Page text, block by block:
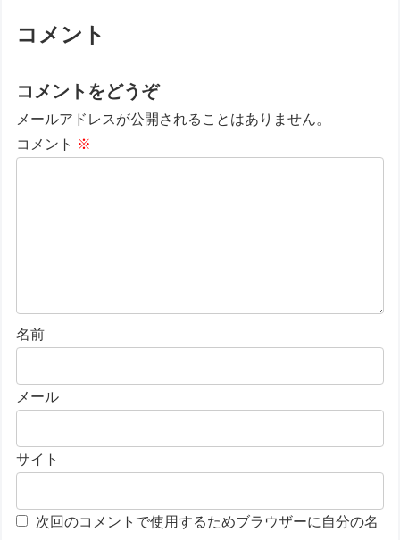
コメント
コメントをどうぞ
メールアドレスが公開されることはありません。
コメント ※
名前
メール
サイト
次回のコメントで使用するためブラウザーに自分の名